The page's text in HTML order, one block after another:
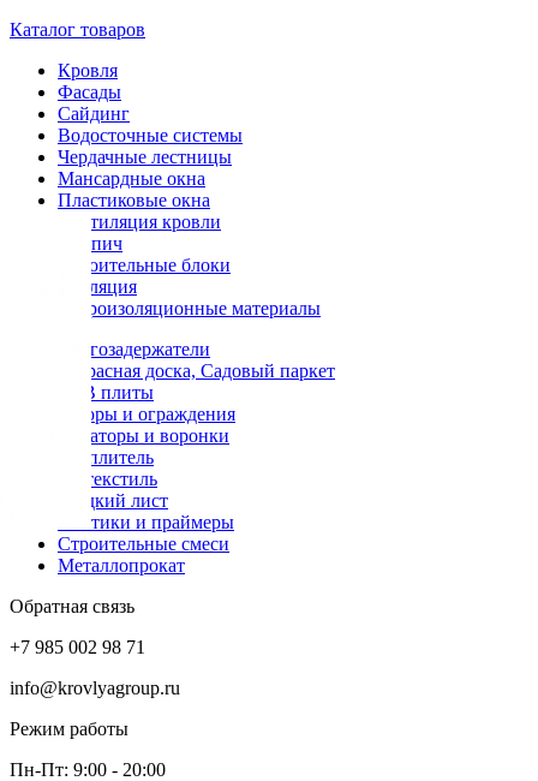
Каталог товаров
Кровля
Фасады
Сайдинг
Водосточные системы
Чердачные лестницы
Мансардные окна
Пластиковые окна
Вентиляция кровли
Кирпич
Строительные блоки
Изоляция
Гидроизоляционные материалы
Снегозадержатели
Террасная доска, Садовый паркет
OSB плиты
Заборы и ограждения
Аэраторы и воронки
Утеплитель
Геотекстиль
Гладкий лист
Мастики и праймеры
Строительные смеси
Металлопрокат
Обратная связь
+7 985 002 98 71
info@krovlyagroup.ru
Режим работы
Пн-Пт: 9:00 - 20:00